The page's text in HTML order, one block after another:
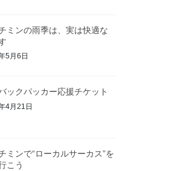
ミンの雨季は、実は快適な
5月6日
ックパッカー応援チケット
4月21日
ミンで“ローカルサーカス”を
こう